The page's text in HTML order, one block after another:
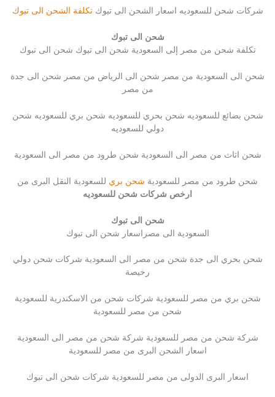
شركات شحن للسعوديه اسعار الشحن الى تبوكتكلفة الشحن الى تبوك
شحن الى تبوك
تكلفة شحن من مصر إلى السعودية شحن الى تبوك شحن الى تبوك
شحن الى السعودية من مصر شحن الى الرياض من مصر شحن الى جدة
من مصر
شحن بضائع للسعوديه شحن بحري للسعوديه شحن بري للسعوديه شحن
دولي للسعوديه
شحن اثاث من مصر الى السعودية شحن طرود من مصر الى السعودية
شحن طرود من مصر للسعودية شحن بري للسعودية النقل البرى من
ارخص شركات شحن للسعوديه
شحن الى تبوك
السعودية الى مصراسعار شحن الى تبوك
شحن بحري الى جدة شحن من مصر الى السعودية شركات شحن دولي
رخيصة
شحن بري من مصر للسعودية شركات شحن من الاسكندرية للسعودية
شحن من مصر للسعودية
شركة شحن من مصر للسعودية شركة شحن من مصر الى السعودية
اسعار الشحن البرى من مصر للسعودية
اسعار البرى الدولى من مصر للسعودية شركات شحن الى تبوك